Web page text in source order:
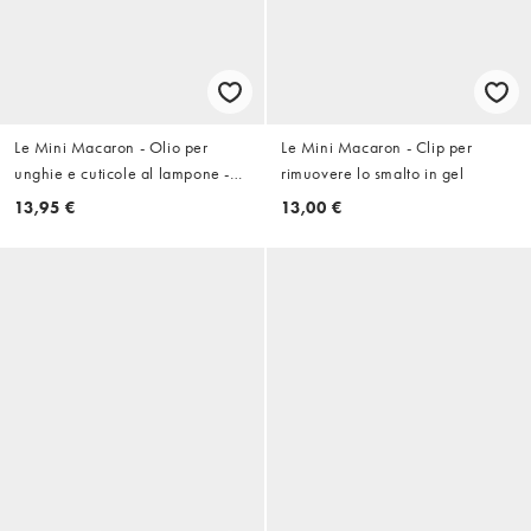
Le Mini Macaron - Olio per
unghie e cuticole al lampone -
Berry Bisous
13,95 €
Le Mini Macaron - Clip per
rimuovere lo smalto in gel
13,00 €